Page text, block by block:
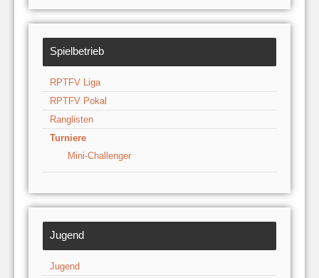
Spielbetrieb
RPTFV Liga
RPTFV Pokal
Ranglisten
Turniere
Mini-Challenger
Jugend
Jugend